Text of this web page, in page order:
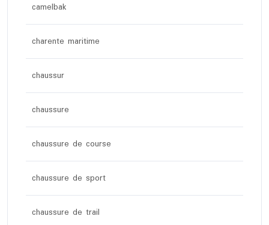
camelbak
charente maritime
chaussur
chaussure
chaussure de course
chaussure de sport
chaussure de trail